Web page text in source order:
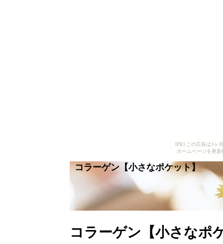
[PR] この広告は3ヶ
ホームページを更
コラーゲン【小さなポケット】
コラーゲン【小さなポ